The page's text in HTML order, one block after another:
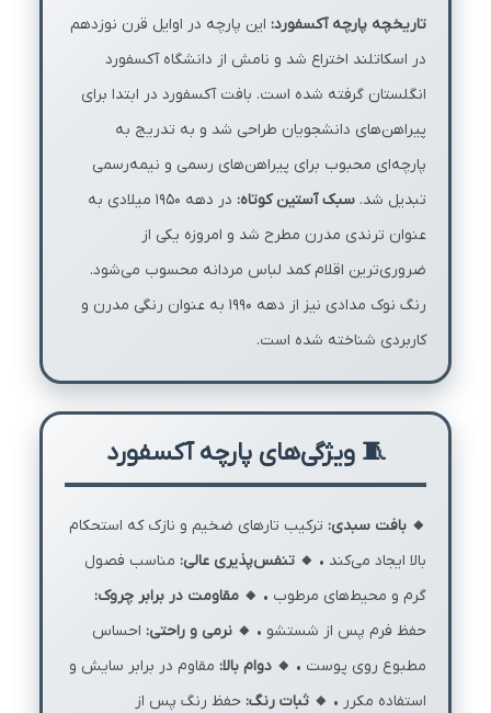
تاریخچه پارچه آکسفورد: این پارچه در اوایل قرن نوزدهم
در اسکاتلند اختراع شد و نامش از دانشگاه آکسفورد
انگلستان گرفته شده است. بافت آکسفورد در ابتدا برای
پیراهن‌های دانشجویان طراحی شد و به تدریج به
پارچه‌ای محبوب برای پیراهن‌های رسمی و نیمه‌رسمی
تبدیل شد. سبک آستین کوتاه:
در دهه ۱۹۵۰ میلادی به
عنوان ترندی مدرن مطرح شد و امروزه یکی از
ضروری‌ترین اقلام کمد لباس مردانه محسوب می‌شود.
رنگ نوک مدادی نیز از دهه ۱۹۹۰ به عنوان رنگی مدرن و
کاربردی شناخته شده است.
🧵 ویژگی‌های پارچه آکسفورد
🔸 بافت سبدی: ترکیب تارهای ضخیم و نازک که استحکام
بالا ایجاد می‌کند • 🔸 تنفس‌پذیری عالی: مناسب فصول
گرم و محیط‌های مرطوب • 🔸 مقاومت در برابر چروک:
حفظ فرم پس از شستشو • 🔸 نرمی و راحتی: احساس
مطبوع روی پوست • 🔸 دوام بالا: مقاوم در برابر سایش و
استفاده مکرر • 🔸 ثبات رنگ: حفظ رنگ پس از